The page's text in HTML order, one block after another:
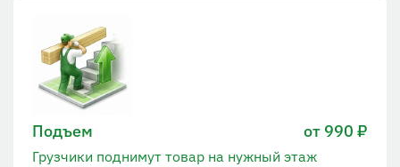
Подъем от 990 ₽
Грузчики поднимут товар на нужный этаж